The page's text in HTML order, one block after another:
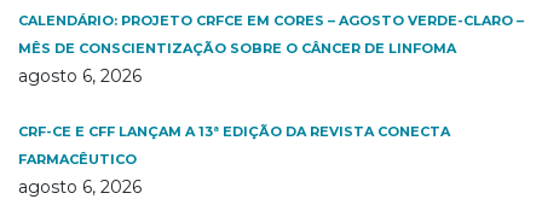
CALENDÁRIO: PROJETO CRFCE EM CORES – AGOSTO VERDE-CLARO –
MÊS DE CONSCIENTIZAÇÃO SOBRE O CÂNCER DE LINFOMA
agosto 6, 2026
CRF-CE E CFF LANÇAM A 13ª EDIÇÃO DA REVISTA CONECTA
FARMACÊUTICO
agosto 6, 2026